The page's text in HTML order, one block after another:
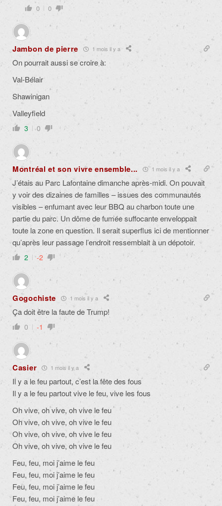
0 0
Jambon de pierre 1 mois il y a
On pourrait aussi se croire à:
Val-Bélair
Shawinigan
Valleyfield
3 0
Montréal et son vivre ensemble... 1 mois il y a
J’étais au Parc Lafontaine dimanche après-midi. On pouvait
y voir des dizaines de familles – issues des communautés
visibles – enfumant avec leur BBQ au charbon toute une
partie du parc. Un dôme de fumée suffocante enveloppait
toute la zone en question. Il serait superflus ici de mentionner
qu’après leur passage l’endroit ressemblait à un dépotoir.
2 -2
Gogochiste 1 mois il y a
Ça doit être la faute de Trump!
0 -1
Casier 1 mois il y a
Il y a le feu partout, c’est la fête des fous
Il y a le feu partout vive le feu, vive les fous
Oh vive, oh vive, oh vive le feu
Oh vive, oh vive, oh vive le feu
Oh vive, oh vive, oh vive le feu
Oh vive, oh vive, oh vive le feu
Feu, feu, moi j’aime le feu
Feu, feu, moi j’aime le feu
Feu, feu, moi j’aime le feu
Feu, feu, moi j’aime le feu